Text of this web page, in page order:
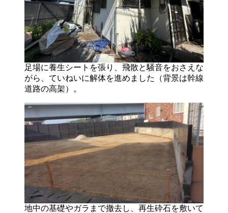
足場に養生シートを張り、飛散と騒音をおさえな
がら、ていねいに解体を進めました（背景は幹線
道路の高架）。
地中の基礎やガラまで撤去し、再生砕石を敷いて